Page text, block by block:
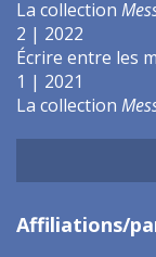
La collection
2 | 2022
Écrire entre les
1 | 2021
La collection
Affiliations/